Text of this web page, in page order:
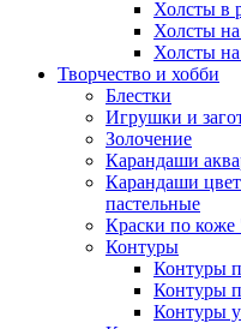
Холсты в
Холсты
Холсты
Творчество и хобби
Блестки
Игрушки и
Золочение
Карандаши
Карандаши
пастельные
Краски по коже
Контуры
Контуры
Контуры
Контуры